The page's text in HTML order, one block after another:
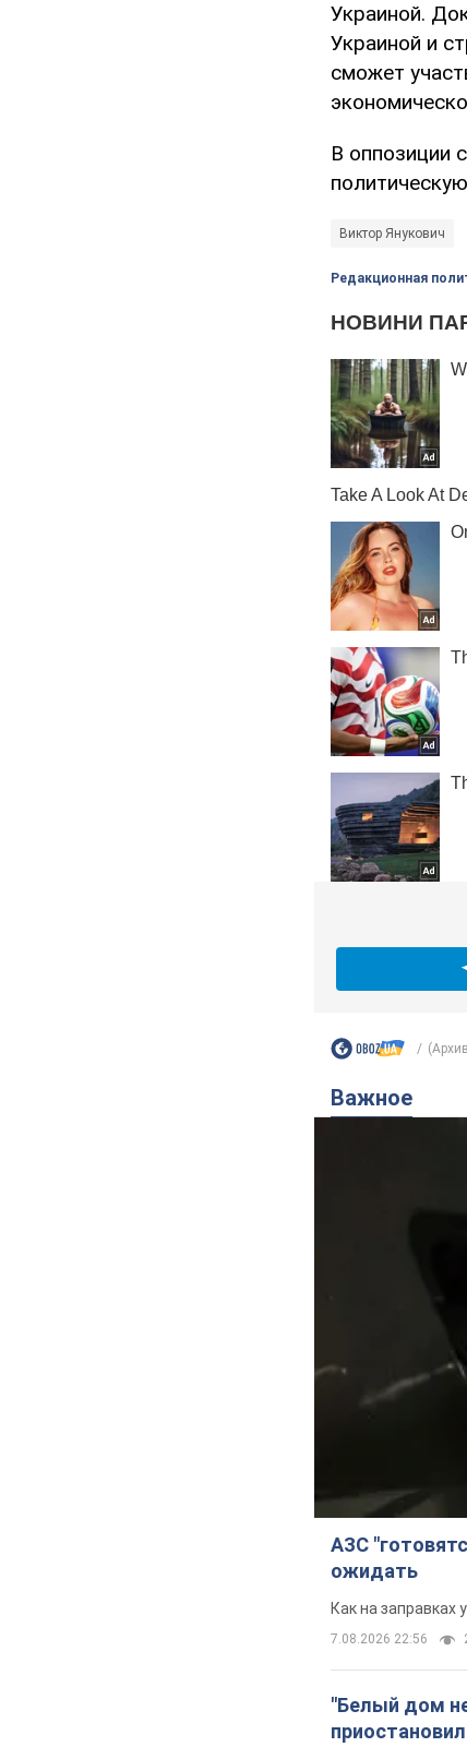
Украиной.
Украиной и
сможет
В оппозиции
Виктор Янукович
Редакционная
Важное
АЗС
ожидать
Как на заправках
7.08.2026 22:56
"Белый дом